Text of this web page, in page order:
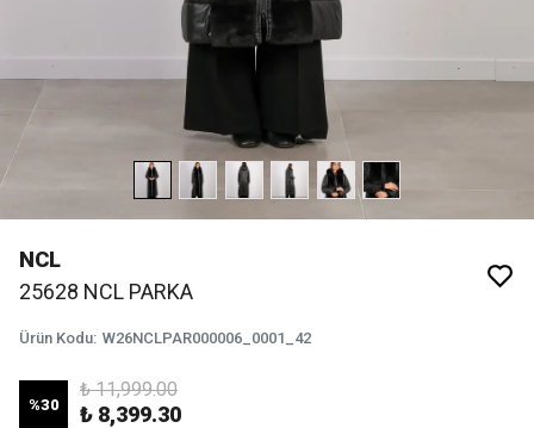
NCL
25628 NCL PARKA
Ürün Kodu: W26NCLPAR000006_0001_42
%30
₺ 11,999.00
₺ 8,399.30